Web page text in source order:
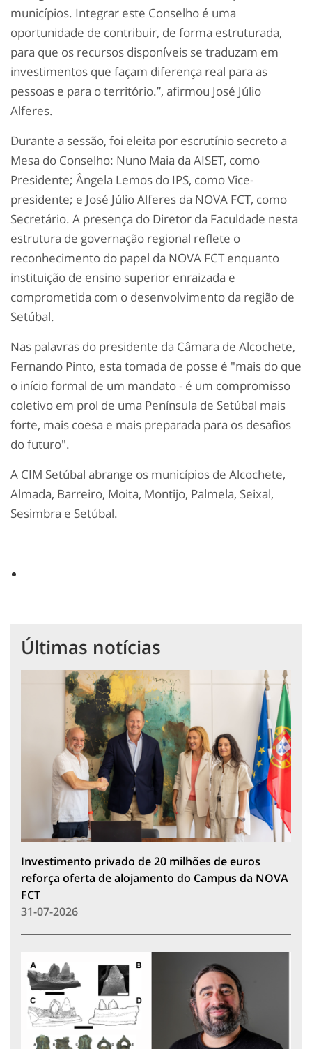
municípios. Integrar este Conselho é uma
oportunidade de contribuir, de forma estruturada,
para que os recursos disponíveis se traduzam em
investimentos que façam diferença real para as
pessoas e para o território.”, afirmou José Júlio
Alferes.
Durante a sessão, foi eleita por escrutínio secreto a
Mesa do Conselho: Nuno Maia da AISET, como
Presidente; Ângela Lemos do IPS, como Vice-
presidente; e José Júlio Alferes da NOVA FCT, como
Secretário. A presença do Diretor da Faculdade nesta
estrutura de governação regional reflete o
reconhecimento do papel da NOVA FCT enquanto
instituição de ensino superior enraizada e
comprometida com o desenvolvimento da região de
Setúbal.
Nas palavras do presidente da Câmara de Alcochete,
Fernando Pinto, esta tomada de posse é "mais do que
o início formal de um mandato - é um compromisso
coletivo em prol de uma Península de Setúbal mais
forte, mais coesa e mais preparada para os desafios
do futuro".
A CIM Setúbal abrange os municípios de Alcochete,
Almada, Barreiro, Moita, Montijo, Palmela, Seixal,
Sesimbra e Setúbal.
Últimas notícias
Investimento privado de 20 milhões de euros
reforça oferta de alojamento do Campus da NOVA
FCT
31-07-2026